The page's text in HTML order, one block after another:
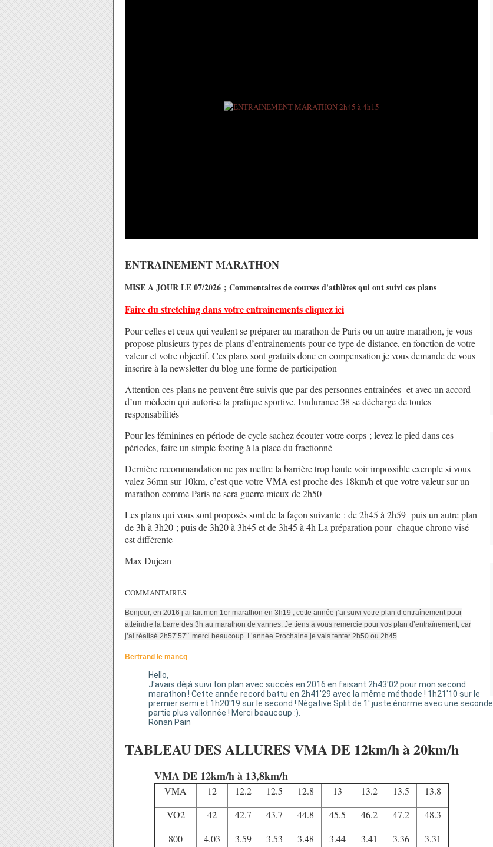
ENTRAINEMENT MARATHON
MISE A JOUR LE 07/2026 ; Commentaires de courses d'athlètes qui ont suivi ces plans
Faire du stretching dans votre entrainements cliquez ici
Pour celles et ceux qui veulent se préparer au marathon de Paris ou un autre marathon, je vous
propose plusieurs types de plans d’entrainements pour ce type de distance, en fonction de votre
valeur et votre objectif. Ces plans sont gratuits donc en compensation je vous demande de vous
inscrire à la newsletter du blog une forme de participation
Attention ces plans ne peuvent être suivis que par des personnes entrainées et avec un accord
d’un médecin qui autorise la pratique sportive. Endurance 38 se décharge de toutes
responsabilités
Pour les féminines en période de cycle sachez écouter votre corps ; levez le pied dans ces
périodes, faire un simple footing à la place du fractionné
Dernière recommandation ne pas mettre la barrière trop haute voir impossible exemple si vous
valez 36mn sur 10km, c’est que votre VMA est proche des 18km/h et que votre valeur sur un
marathon comme Paris ne sera guerre mieux de 2h50
Les plans qui vous sont proposés sont de la façon suivante : de 2h45 à 2h59 puis un autre plan
de 3h à 3h20 ; puis de 3h20 à 3h45 et de 3h45 à 4h La préparation pour chaque chrono visé
est différente
Max Dujean
COMMANTAIRES
Bonjour, en 2016 j’ai fait mon 1er marathon en 3h19 , cette année j’ai suivi votre plan d’entraînement pour
atteindre la barre des 3h au marathon de vannes. Je tiens à vous remercie pour vos plan d’entraînement, car
j’ai réalisé 2h57’57’´ merci beaucoup. L’année Prochaine je vais tenter 2h50 ou 2h45
Bertrand le mancq
Hello,
J'avais déjà suivi ton plan avec succès en 2016 en faisant 2h43'02 pour mon second
marathon ! Cette année record battu en 2h41'29 avec la même méthode ! 1h21'10 sur le
premier semi et 1h20'19 sur le second ! Négative Split de 1' juste énorme avec une seconde
partie plus vallonnée ! Merci beaucoup :).
Ronan Pain
TABLEAU DES ALLURES VMA DE 12km/h à 20km/h
VMA DE 12km/h à 13,8km/h
VMA 12 12.2 12.5 12.8 13 13.2 13.5
13.8
VO2
42 42.7 43.7 44.8 45.5 46.2 47.2
48.3
800
4.03 3.59 3.53 3.48 3.44 3.41 3.36
3.31